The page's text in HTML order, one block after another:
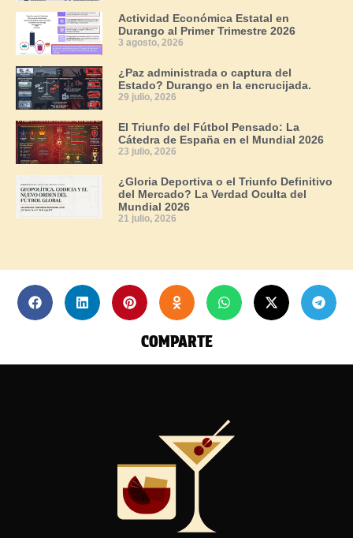
Actividad Económica Estatal en
Durango al Primer Trimestre 2026
3 agosto, 2026
¿Paz administrada o captura del
Estado? Durango en la encrucijada.
29 julio, 2026
El Triunfo del Fútbol Pensado: La
Cátedra de España en el Mundial 2026
23 julio, 2026
¿Gloria Deportiva o el Triunfo Definitivo
del Mercado? La Verdad Oculta del
Mundial 2026
21 julio, 2026
COMPARTE